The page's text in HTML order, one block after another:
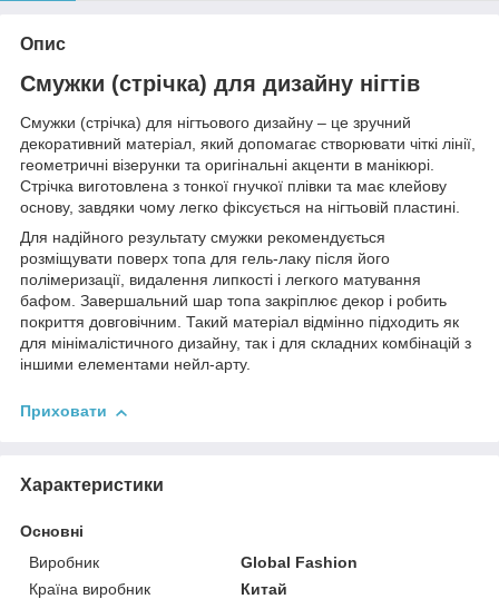
Опис
Смужки (стрічка) для дизайну нігтів
Смужки (стрічка) для нігтьового дизайну – це зручний
декоративний матеріал, який допомагає створювати чіткі лінії,
геометричні візерунки та оригінальні акценти в манікюрі.
Стрічка виготовлена з тонкої гнучкої плівки та має клейову
основу, завдяки чому легко фіксується на нігтьовій пластині.
Для надійного результату смужки рекомендується
розміщувати поверх топа для гель-лаку після його
полімеризації, видалення липкості і легкого матування
бафом. Завершальний шар топа закріплює декор і робить
покриття довговічним. Такий матеріал відмінно підходить як
для мінімалістичного дизайну, так і для складних комбінацій з
іншими елементами нейл-арту.
Приховати
Характеристики
Основні
Виробник
Global Fashion
Країна виробник
Китай